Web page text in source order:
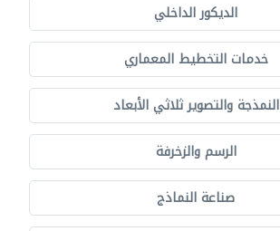
الديكور الداخلي
خدمات التخطيط المعماري
النمذجة والتصوير ثلاثي الأبعاد
الرسم والزخرفة
صناعة النماذج